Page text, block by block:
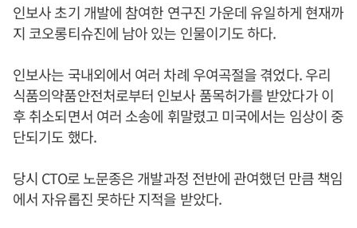
인보사 초기 개발에 참여한 연구진 가운데 유일하게 현재까
지 코오롱티슈진에 남아 있는 인물이기도 하다.
인보사는 국내외에서 여러 차례 우여곡절을 겪었다. 우리
식품의약품안전처로부터 인보사 품목허가를 받았다가 이
후 취소되면서 여러 소송에 휘말렸고 미국에서는 임상이 중
단되기도 했다.
당시 CTO로 노문종은 개발과정 전반에 관여했던 만큼 책임
에서 자유롭진 못하단 지적을 받았다.